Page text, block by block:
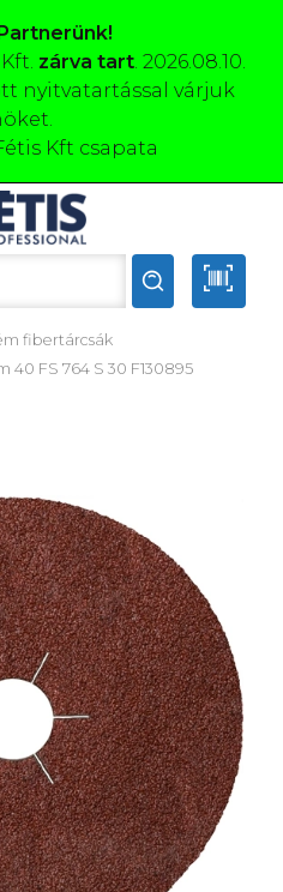
zárva tart. 2026.08.10.
nyitvatartással várjuk
Kft csapata
40 FS 764 S 30 F130895
fibertárcsák